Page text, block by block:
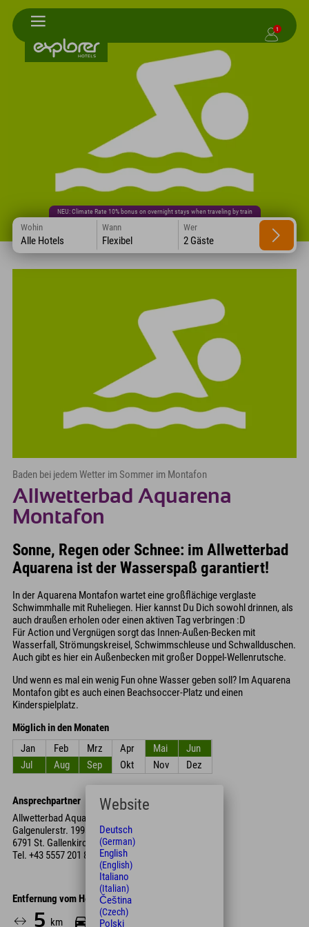
1
NEU: Climate Rate 10% bonus on overnight stays when traveling by train
Wohin
Alle Hotels
Wann
Flexibel
Wer
2 Gäste
Baden bei jedem Wetter im Sommer im Montafon
Allwetterbad Aquarena
Montafon
Sonne, Regen oder Schnee: im Allwetterbad
Aquarena ist der Wasserspaß garantiert!
In der Aquarena Montafon wartet eine großflächige verglaste
Schwimmhalle mit Ruheliegen. Hier kannst Du Dich sowohl drinnen, als
auch draußen erholen oder einen aktiven Tag verbringen :D
Für Action und Vergnügen sorgt das Innen-Außen-Becken mit
Wasserfall, Strömungskreisel, Schwimmschleuse und Schwallduschen.
Auch gibt es hier ein Außenbecken mit großer Doppel-Wellenrutsche.
Und wenn es mal ein wenig Fun ohne Wasser geben soll? Im Aquarena
Montafon gibt es auch einen Beachsoccer-Platz und einen
Kinderspielplatz.
Möglich in den Monaten
Jan
Feb Mrz Apr Mai
Jun
Jul
Aug Sep Okt Nov Dez
Ansprechpartner
Allwetterbad Aquarena Montafon
Galgenulerstr. 199a
6791 St. Gallenkirch
Tel. +43 5557 201 88
Entfernung vom Hotel
5 km 8 Min.
Website
Deutsch
(German)
English
(English)
Italiano
(Italian)
Čeština
(Czech)
Polski